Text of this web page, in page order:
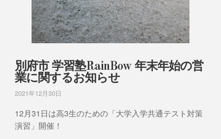
別府市 学習塾RainBow 年末年始の営
業に関するお知らせ
2021年12月30日
12月31日は高3生のための「大学入学共通テスト対策
演習」開催！